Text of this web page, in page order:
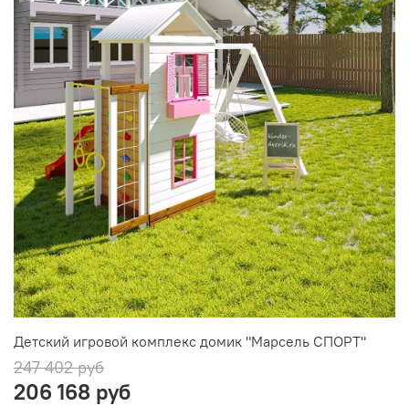
Детский игровой комплекс домик "Марсель СПОРТ"
247 402 руб
206 168 руб